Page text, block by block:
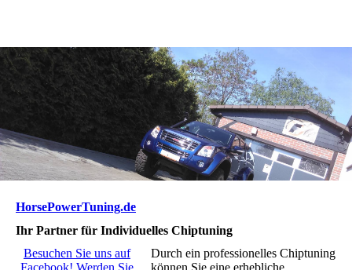
HorsePowerTuning.de
Ihr Partner für Individuelles Chiptuning
Besuchen Sie uns auf
Facebook! Werden Sie
Durch ein professionelles Chiptuning
können Sie eine erhebliche